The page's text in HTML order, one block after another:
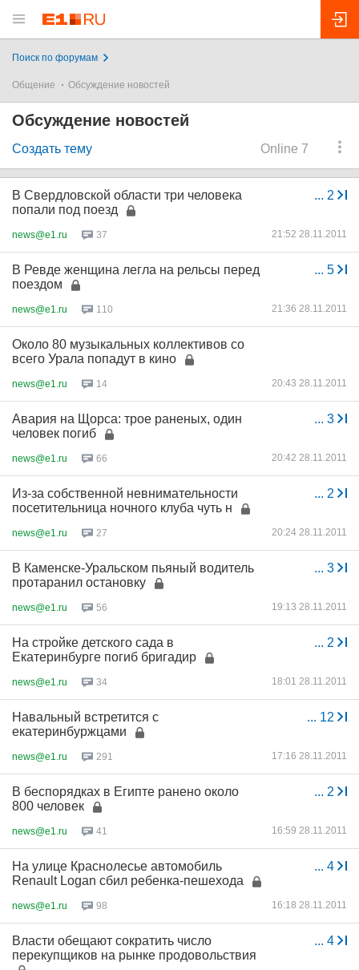
Поиск по форумам
Общение Обсуждение новостей
Обсуждение новостей
Online 7
Создать тему
... 2
В Свердловской области три человека
попали под поезд
news@e1.ru 37 21:52 28.11.2011
... 5
В Ревде женщина легла на рельсы перед
поездом
news@e1.ru 110 21:36 28.11.2011
Около 80 музыкальных коллективов со
всего Урала попадут в кино
news@e1.ru 14 20:43 28.11.2011
... 3
Авария на Щорса: трое раненых, один
человек погиб
news@e1.ru 66 20:42 28.11.2011
... 2
Из-за собственной невнимательности
посетительница ночного клуба чуть н
news@e1.ru 27 20:24 28.11.2011
... 3
В Каменске-Уральском пьяный водитель
протаранил остановку
news@e1.ru 56 19:13 28.11.2011
... 2
На стройке детского сада в
Екатеринбурге погиб бригадир
news@e1.ru 34 18:01 28.11.2011
... 12
Навальный встретится с
екатеринбуржцами
news@e1.ru 291 17:16 28.11.2011
... 2
В беспорядках в Египте ранено около
800 человек
news@e1.ru 41 16:59 28.11.2011
... 4
На улице Краснолесье автомобиль
Renault Logan сбил ребенка-пешехода
news@e1.ru 98 16:18 28.11.2011
... 4
Власти обещают сократить число
перекупщиков на рынке продовольствия